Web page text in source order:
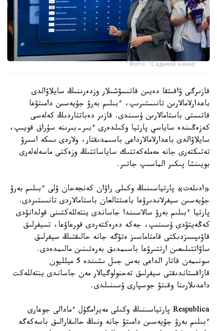
Фото: "Седьмой канал"
قازىرگى ۋاقىتقا دەيىن قاتىسۋشىلار وزدەرىنىڭ سايلاۋالدى
باعدارلامالارىن تانىستىرىپ، ءبىلىم بەرۋ جۇيەسىن دامىتۋعا
قاتىستى باستامالارىن ۇسىندى. قازىر دەباتتاردىڭ كەلەسى
كەزەڭىندە ساياسي پارتيا وكىلدەرى ءبىر-بىرىنە سۇراق قويىپ،
سايلاۋالدى باعدارلامالارداعى باسىمدىقتار، ولاردى ىسكە اسىرۋ
تەتىكتەرى جانە مەملەكەتتىك ساياساتتىڭ وزەكتى ماسەلەلەرى
بويىنشا پىكىر الماسىپ جاتىر.
«ادىلەت» پارتياسىنىڭ وكىلى راۋان كەنجەحان ۇلى ءبىلىم بەرۋ
جۇيەسىن سيفرلاندىرۋعا باعىتتالعان باستامالاردى تانىستىردى.
پارتيا ءبىلىم بەرۋ سالاسىندا جاساندى ينتەللەكتىنى قولدانۋدى
كەڭەيتۋدى ۇسىنىپ، جەكە دەرەكتەردى قورعاۋعا، تسيفرلىق
قاۋىپسىزدىكتى قامتاماسىز ەتۋگە جانە حالىقتىڭ سيفرلىق
ساۋاتتىلىعىن ارتتىرۋعا باسىمدىق بەرەتىنىن مالىمدەدى.
سونىمەن قاتار الداعى بەس جىل ىشىندە 5 ميلليون
قازاقستاندىقتى سيفرلىق تەحنولوگيالار مەن جاساندى ينتەللەكت
داعدىلارىنا وقىتۋ جوسپارى ۇسىنىلدى.
Respublica پارتياسىنىڭ وكىلى مەيرامگۇل ءمادالى جوعارى
ءبىلىم بەرۋ جۇيەسىن دامىتۋ جانە ونىڭ حالىقارالىق باسەكەگە